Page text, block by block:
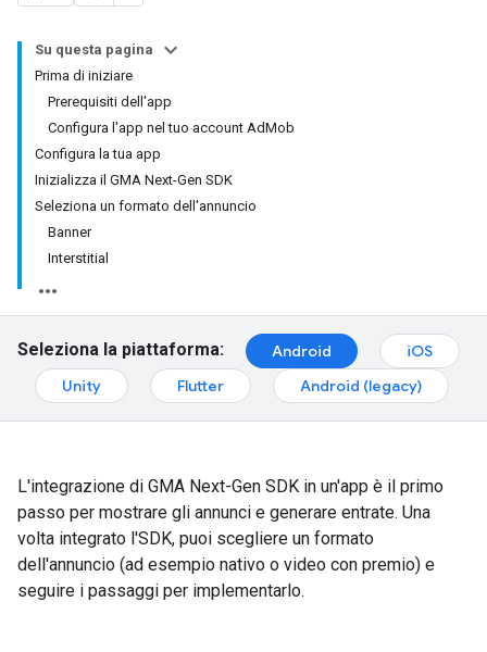
Su questa pagina
Prima di iniziare
Prerequisiti dell'app
Configura l'app nel tuo account AdMob
Configura la tua app
Inizializza il GMA Next-Gen SDK
Seleziona un formato dell'annuncio
Banner
Interstitial
Seleziona la piattaforma: Android
iOS
Unity
Flutter Android (legacy)
L'integrazione di GMA Next-Gen SDK in un'app è il primo
passo per mostrare gli annunci e generare entrate. Una
volta integrato l'SDK, puoi scegliere un formato
dell'annuncio (ad esempio nativo o video con premio) e
seguire i passaggi per implementarlo.